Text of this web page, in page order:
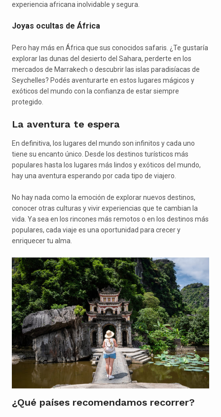
experiencia africana inolvidable y segura.
Joyas ocultas de África
Pero hay más en África que sus conocidos safaris. ¿Te gustaría
explorar las dunas del desierto del Sahara, perderte en los
mercados de Marrakech o descubrir las islas paradisíacas de
Seychelles? Podés aventurarte en estos lugares mágicos y
exóticos del mundo con la confianza de estar siempre
protegido.
La aventura te espera
En definitiva, los lugares del mundo son infinitos y cada uno
tiene su encanto único. Desde los destinos turísticos más
populares hasta los lugares más lindos y exóticos del mundo,
hay una aventura esperando por cada tipo de viajero.
No hay nada como la emoción de explorar nuevos destinos,
conocer otras culturas y vivir experiencias que te cambian la
vida. Ya sea en los rincones más remotos o en los destinos más
populares, cada viaje es una oportunidad para crecer y
enriquecer tu alma.
¿Qué países recomendamos recorrer?